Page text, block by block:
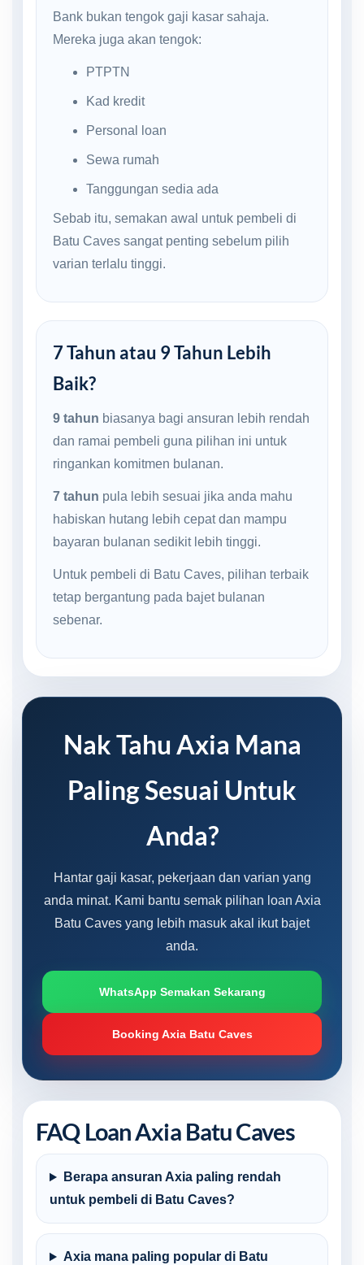
Bank bukan tengok gaji kasar sahaja.
Mereka juga akan tengok:
PTPTN
Kad kredit
Personal loan
Sewa rumah
Tanggungan sedia ada
Sebab itu, semakan awal untuk pembeli di
Batu Caves sangat penting sebelum pilih
varian terlalu tinggi.
7 Tahun atau 9 Tahun Lebih
Baik?
9 tahun biasanya bagi ansuran lebih rendah
dan ramai pembeli guna pilihan ini untuk
ringankan komitmen bulanan.
7 tahun pula lebih sesuai jika anda mahu
habiskan hutang lebih cepat dan mampu
bayaran bulanan sedikit lebih tinggi.
Untuk pembeli di Batu Caves, pilihan terbaik
tetap bergantung pada bajet bulanan
sebenar.
Nak Tahu Axia Mana
Paling Sesuai Untuk
Anda?
Hantar gaji kasar, pekerjaan dan varian yang
anda minat. Kami bantu semak pilihan loan Axia
Batu Caves yang lebih masuk akal ikut bajet
anda.
WhatsApp Semakan Sekarang
Booking Axia Batu Caves
FAQ Loan Axia Batu Caves
Berapa ansuran Axia paling rendah
untuk pembeli di Batu Caves?
Axia mana paling popular di Batu